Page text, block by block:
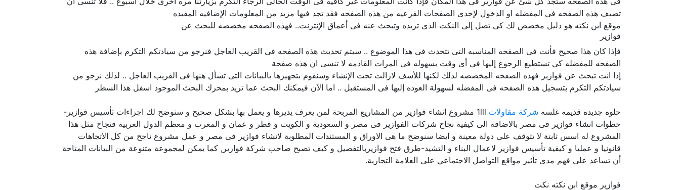
تضيف هذه الصفحه فى المفضله او الدخول لإحدى الصفحات الفرعيه من هذه الصفحه فقد تجد فيها مزيد من المعلومات الإضافيه المفيده
موقع ابن نكته هو دليل مخصص لك كى تصل إلى النكت الذى تريده وتبحث عنه فى أعماق الإنترنت.. فهذه الصفحه مخصصه للبحث عن
فوازير
فإذا كان هذا صحيح فأنت فى الصفحه المناسبه التى تتحدث فى هذا الموضوع .. سيتم تحديث هذه الصفحه فى القريب العاجل فنرجو من سيادتكم التكرم بإضافة هذه
الصفحه للمفضله كى تستطيع الرجوع إليها فى أى وقت بسهوله فى المرات القادمه لا تنسى ان هذه صفحة
إذا انت تبحث عن فوازير فهذه الصفحه المخصصه لذلك لكنها للأسف لازالت تحت الإنشاء وسنقوم بتجهيزها بالبيانات التى تسأل هنها فى القريب العاجل .. لذلك نرجو من
سيادتكم التكرم بتسجيل هذه الصفحه فى المفضله لسهولة العوده إليها فى المستقبل .. اما الآن فيمكنك البحث عما تريد بمحرك البحث الموجود اسفل هذا السطر
حلوه جديده قديمه غلسه شركة مقاولات
1lll مشروع انشاء فوازير من المشاريع المربحة لمن يعرف يديرها و يعمل بها بشكل صحيح و سنوضح لك اجراءات تأسيس فوازير-
خطوات انشاء فوازير فى مصر بالاضافة الى كيفية نجاح شركات الفوازير فى مصر و السعودية و الكويت و قطر و عمان و المغرب و معظم الدول العربية فنجاح مثل هذا
المشروع له اسس ثابتة لا تتوقف على دولة معينة و ايضا سنوضح ما هى الاوراق و المستندات المطلوبة لانشاء فوازير فى مصر و عمل مشروع ناجح من كل الاتجاهات
قانونيا و عمليا و كيفية تأسيس فوازير لاعمال البناء و التشيد-طرق فتح فوازيربالتفصيل و كيف تصبح صاحب شركة فوازير, كما يمكن لمجموعة متنوعة من البيانات المتاحة
أن تساعد على فهم مدى تأثير مواقع التواصل الاجتماعي على العلامة التجارية.
فوازير موقع ابن نكته نكت